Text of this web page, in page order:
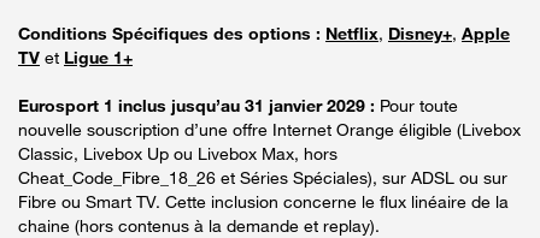
Conditions Spécifiques des options : Netflix, Disney+, Apple
TV et Ligue 1+
Eurosport 1 inclus jusqu’au 31 janvier 2029 : Pour toute
nouvelle souscription d’une offre Internet Orange éligible (Livebox
Classic, Livebox Up ou Livebox Max, hors
Cheat_Code_Fibre_18_26 et Séries Spéciales), sur ADSL ou sur
Fibre ou Smart TV. Cette inclusion concerne le flux linéaire de la
chaine (hors contenus à la demande et replay).